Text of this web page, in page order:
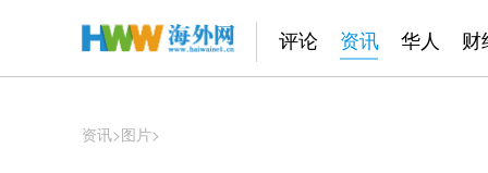
评论 资讯 华人 财
资讯>图片>